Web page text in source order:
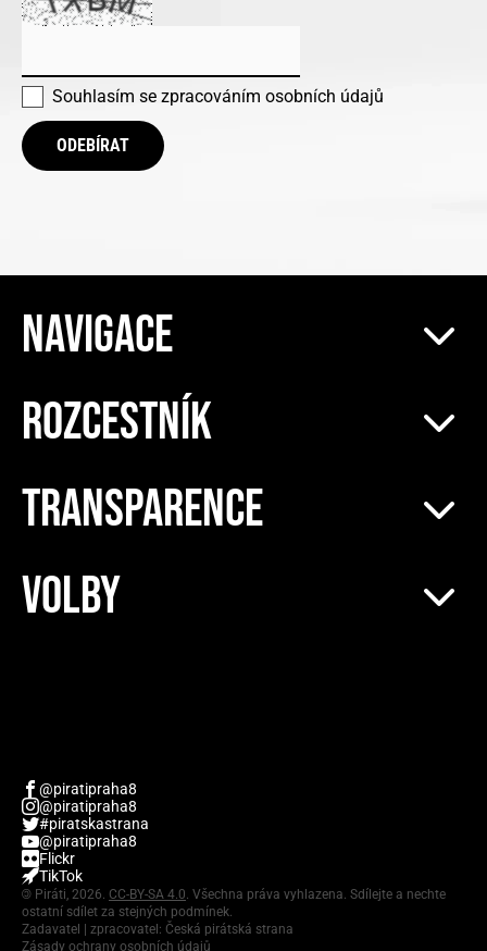
Souhlasím se zpracováním osobních údajů
ODEBÍRAT
NAVIGACE
ROZCESTNÍK
TRANSPARENCE
VOLBY
@piratipraha8
@piratipraha8
#piratskastrana
@piratipraha8
Flickr
TikTok
© Piráti, 2026. CC-BY-SA 4.0. Všechna práva vyhlazena. Sdílejte a nechte
ostatní sdílet za stejných podmínek.
Zadavatel | zpracovatel: Česká pirátská strana
Zásady ochrany osobních údajů